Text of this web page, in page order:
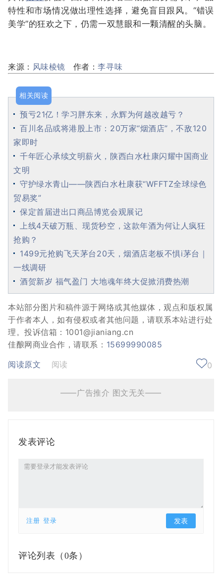
特性和市场情况做出理性选择，避免盲目跟风。“错误
美学”的狂欢之下，仍需一双慧眼和一颗清醒的头脑。
来源： 风味棱镜 作者：李寻味
相关阅读
预亏21亿！学习胖东来，永辉为何越改越亏？
百川名品或将港股上市：20万家“烟酒店”，不敌120
家即时
千年匠心承续文明薪火，陕西白水杜康闪耀中国商业
文明
守护绿水青山——陕西白水杜康获“WFFTZ全球绿色
贸易奖”
保定首届进出口商品博览会观展记
上线4天破万瓶、现货秒空，这款年酒为何让人疯狂
抢购？
1499元抢购飞天茅台20天，烟酒店老板不惧i茅台｜
一线调研
酒贺新岁 福气盈门 大地魂年终大促掀消费热潮
本站部分图片和稿件源于网络或其他媒体，观点和版权属
于作者本人，如有侵权或者其他问题，请联系本站进行处
理。投诉信箱：1001@jianiang.cn
佳酿网商业合作，请联系： 15699990085
阅读原文
阅读 0
——广告推介 图文无关——
发表评论
注册 登录
评论列表（ 0条）